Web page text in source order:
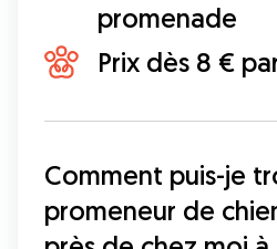
promenade
Prix dès 8 €
Comment puis-je
promeneur de